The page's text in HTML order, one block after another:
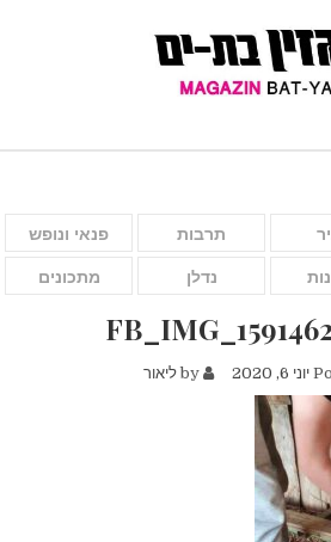
תרבות פנאי ונופש
נדלן מתכונים
יוני 6, 2020 by ליאור